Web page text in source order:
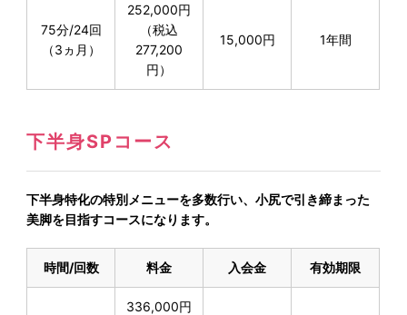
75分/24回
（3ヵ月）
252,000円
（税込
277,200
円）
15,000円 1年間
下半身SPコース
下半身特化の特別メニューを多数行い、小尻で引き締まった
美脚を目指すコースになります。
時間/回数 料金 入会金 有効期限
336,000円